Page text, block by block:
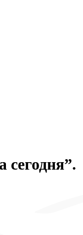
сегодня”.